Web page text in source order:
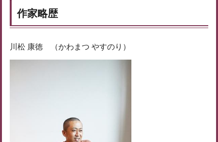
作家略歴
川松 康徳 （かわまつ やすのり）